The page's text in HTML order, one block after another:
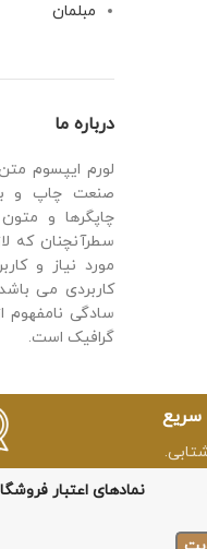
مبلمان
درباره ما
لورم ایپسوم
صنعت چاپ و با
چاپگرها و
سطرآنچنان که
مورد نیاز و
کاربردی می
سادگی نامفهوم
گرافیک است.
سریع
نمادهای اعتبار